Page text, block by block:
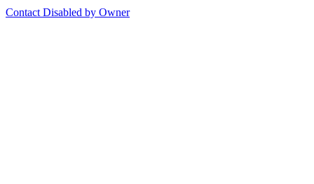
Contact Disabled by Owner